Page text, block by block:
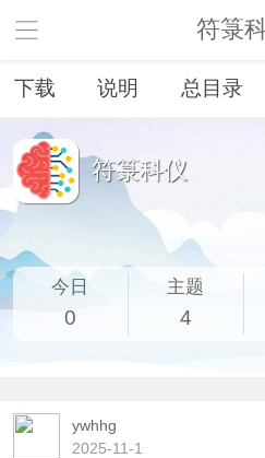
符箓
下载 说明 总目录
符箓科仪
今日
0
主题
4
ywhhg
2025-11-1